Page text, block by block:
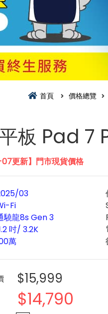
首頁 價格總覽
板 Pad 7
更新】門市現貨價格
03
Fi
驍龍8s Gen 3
吋/ 3.2K
萬
$15,999
$14,790